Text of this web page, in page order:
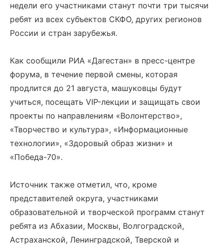
недели его участниками станут почти три тысячи
ребят из всех субъектов СКФО, других регионов
России и стран зарубежья.
Как сообщили РИА «Дагестан» в пресс-центре
форума, в течение первой смены, которая
продлится до 21 августа, машуковцы будут
учиться, посещать VIP-лекции и защищать свои
проекты по направлениям «Волонтерство»,
«Творчество и культура», «Информационные
технологии», «Здоровый образ жизни» и
«Победа-70».
Источник также отметил, что, кроме
представителей округа, участниками
образовательной и творческой программ станут
ребята из Абхазии, Москвы, Волгоградской,
Астраханской, Ленинградской, Тверской и